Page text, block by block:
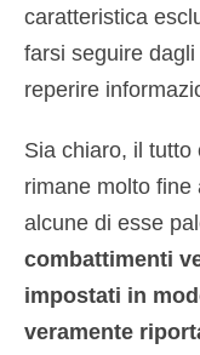
caratteristica
farsi seguire
reperire
Sia chiaro, il tutto
rimane molto
alcune di esse
combattimenti
impostati in
veramente